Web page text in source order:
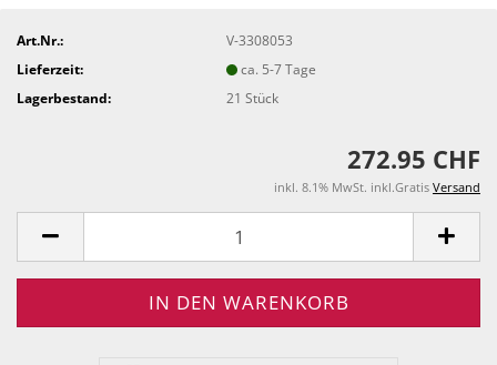
Art.Nr.:
V-3308053
Lieferzeit:
ca. 5-7 Tage
Lagerbestand:
21Stück
272.95 CHF
inkl. 8.1% MwSt. inkl.Gratis Versand